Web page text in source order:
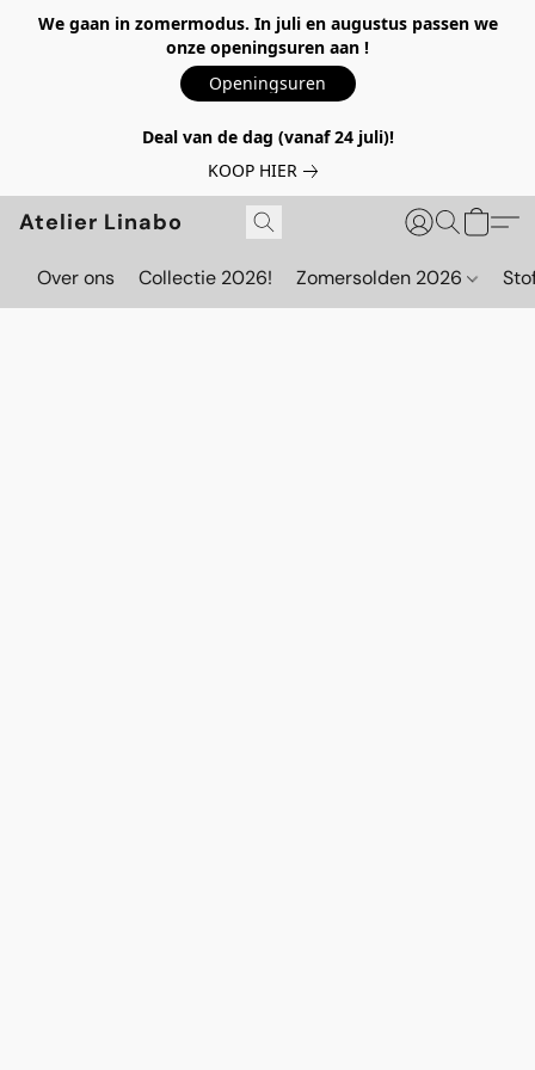
We gaan in zomermodus. In juli en augustus passen we
onze openingsuren aan !
Openingsuren
Deal van de dag (vanaf 24 juli)!
KOOP HIER
Atelier Linabo
Over ons Collectie 2026! Zomersolden 2026